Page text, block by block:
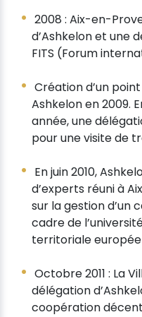
2008 : Aix-en-
d’Ashkelon et une
FITS (Forum
Création d’un
Ashkelon en 2009.
année, une
pour une visite de
En juin 2010,
d’experts réuni à
sur la gestion d’un
cadre de
territoriale
Octobre 2011 : La
délégation
coopération